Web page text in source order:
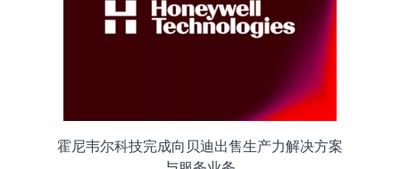
霍尼韦尔科技完成向贝迪出售生产力解决方案